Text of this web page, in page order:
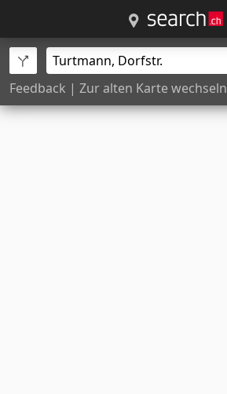
Feedback | Zur alten Karte wechseln